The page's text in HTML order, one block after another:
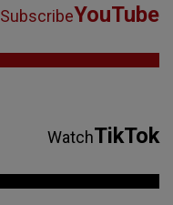
SubscribeYouTube
WatchTikTok